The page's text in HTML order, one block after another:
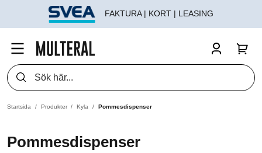
FAKTURA | KORT | LEASING
Startsida Produkter Kyla Pommesdispenser
Pommesdispenser